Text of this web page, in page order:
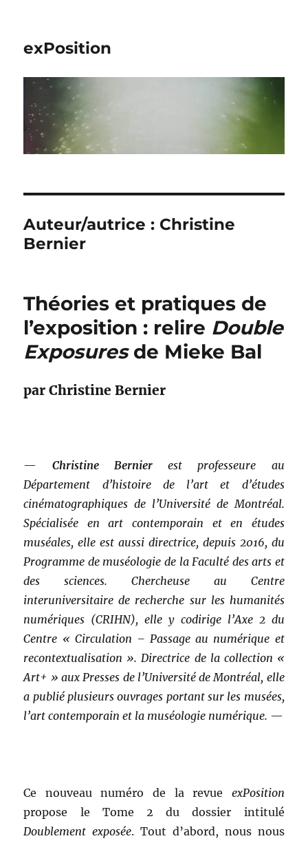
exPosition
Auteur/autrice : Christine
Bernier
Théories et pratiques de
l’exposition : relire Double
Exposuresde Mieke Bal
par Christine Bernier
— Christine Bernierest professeure au
Département d’histoire de l’art et d’études
cinématographiques de l’Université de Montréal.
Spécialisée en art contemporain et en études
muséales, elle est aussi directrice, depuis 2016, du
Programme de muséologie de la Faculté des arts et
des sciences. Chercheuse au Centre
interuniversitaire de recherche sur les humanités
numériques (CRIHN), elle y codirige l’Axe 2 du
Centre « Circulation – Passage au numérique et
recontextualisation ». Directrice de la collection «
Art+ » aux Presses de l’Université de Montréal, elle
a publié plusieurs ouvrages portant sur les musées,
l’art contemporain et la muséologie numérique. —
Ce nouveau numéro de la revue exPosition
propose le Tome 2 du dossier intitulé
Doublement exposée. Tout d’abord, nous nous